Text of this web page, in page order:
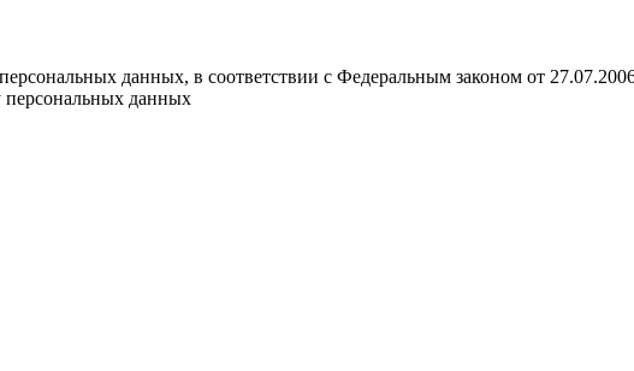
данных, в соответствии с Федеральным законом от
персональных данных